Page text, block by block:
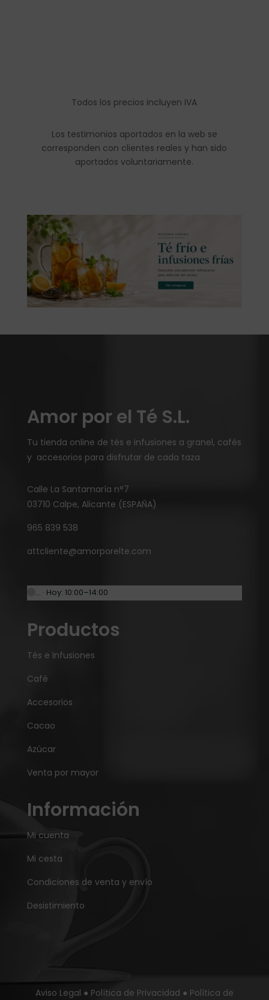
Todos los precios incluyen IVA
Los testimonios aportados en la web se
corresponden con clientes reales y han sido
aportados voluntariamente.
Amor por el Té S.L.
Tu tienda online de tés e infusiones a granel, cafés
y accesorios para disfrutar de cada taza
Calle La Santamaría n°7
03710 Calpe, Alicante (ESPAÑA)
965 839 538
attcliente@amorporelte.com
… · Hoy: 10:00–14:00
Productos
Tés e Infusiones
Café
Accesorios
Cacao
Azúcar
Venta por mayor
Información
Mi cuenta
Mi cesta
Condiciones de venta y envío
Desistimiento
Aviso Legal ● Política de Privacidad ● Política de